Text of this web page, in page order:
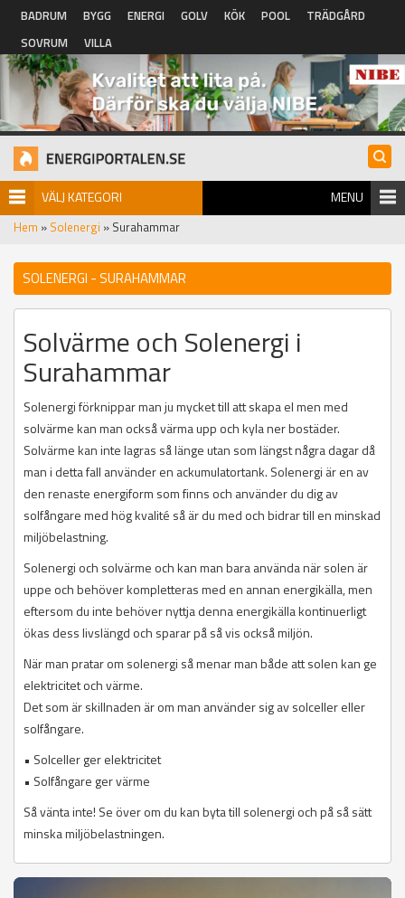
Hoppa till huvudinnehåll
BADRUM BYGG ENERGI GOLV KÖK POOL
TRÄDGÅRD
SOVRUM
VILLA
VÄLJ KATEGORI MENU
Hem » Solenergi » Surahammar
SOLENERGI - SURAHAMMAR
Solvärme och Solenergi i
Surahammar
Solenergi förknippar man ju mycket till att skapa el men med
solvärme kan man också värma upp och kyla ner bostäder.
Solvärme kan inte lagras så länge utan som längst några dagar då
man i detta fall använder en ackumulatortank. Solenergi är en av
den renaste energiform som finns och använder du dig av
solfångare med hög kvalité så är du med och bidrar till en minskad
miljöbelastning.
Solenergi och solvärme och kan man bara använda när solen är
uppe och behöver kompletteras med en annan energikälla, men
eftersom du inte behöver nyttja denna energikälla kontinuerligt
ökas dess livslängd och sparar på så vis också miljön.
När man pratar om solenergi så menar man både att solen kan ge
elektricitet och värme.
Det som är skillnaden är om man använder sig av solceller eller
solfångare.
• Solceller ger elektricitet
• Solfångare ger värme
Så vänta inte! Se över om du kan byta till solenergi och på så sätt
minska miljöbelastningen.